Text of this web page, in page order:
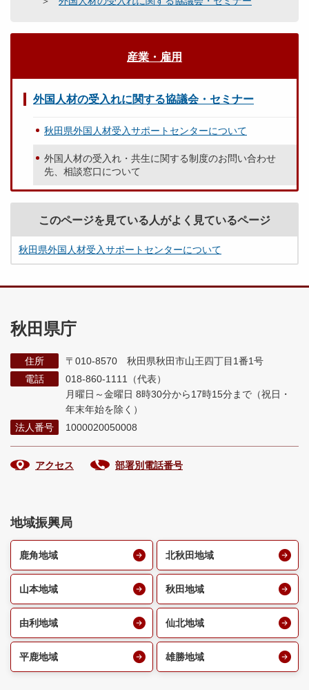
産業・雇用
外国人材の受入れに関する協議会・セミナー
秋田県外国人材受入サポートセンターについて
外国人材の受入れ・共生に関する制度のお問い合わせ
先、相談窓口について
このページを見ている人がよく見ているページ
秋田県外国人材受入サポートセンターについて
秋田県庁
住所
〒010-8570 秋田県秋田市山王四丁目1番1号
電話
018-860-1111（代表）
月曜日～金曜日 8時30分から17時15分まで （祝日・
年末年始を除く）
法人番号
1000020050008
アクセス 部署別電話番号
地域振興局
鹿角地域 北秋田地域
山本地域 秋田地域
由利地域 仙北地域
平鹿地域 雄勝地域